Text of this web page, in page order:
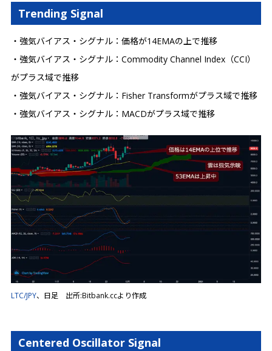
Trending Signal
・強気バイアス・シグナル：価格が14EMAの上で推移
・強気バイアス・シグナル：Commodity Channel Index（CCI）
がプラス域で推移
・強気バイアス・シグナル：Fisher Transformがプラス域で推移
・強気バイアス・シグナル：MACDがプラス域で推移
LTC/JPY、日足 出所:Bitbank.ccより作成
Centered Oscillator Signal